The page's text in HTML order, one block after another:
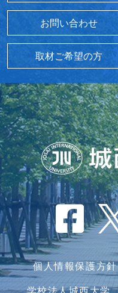
お問い合わせ
取材ご希望の方
個人情報保護方針
学校法人城西大学